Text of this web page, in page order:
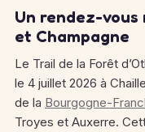
Un rendez-
et Champagne
Le Trail de la Forêt
le 4 juillet 2026 à
de la Bourgogne-
Troyes et Auxerre.